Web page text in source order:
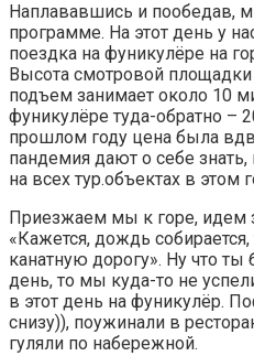
Наплававшись и пообедав,
программе. На этот день у
поездка на фуникулёре на
Высота смотровой
подъем занимает около 10
фуникулёре туда-обратно –
прошлом году цена была
пандемия дают о себе
на всех тур.объектах в этом
Приезжаем мы к горе, идем
«Кажется, дождь
канатную дорогу». Ну что
день, то мы куда-то не
в этот день на фуникулёр.
снизу)), поужинали в
гуляли по набережной.